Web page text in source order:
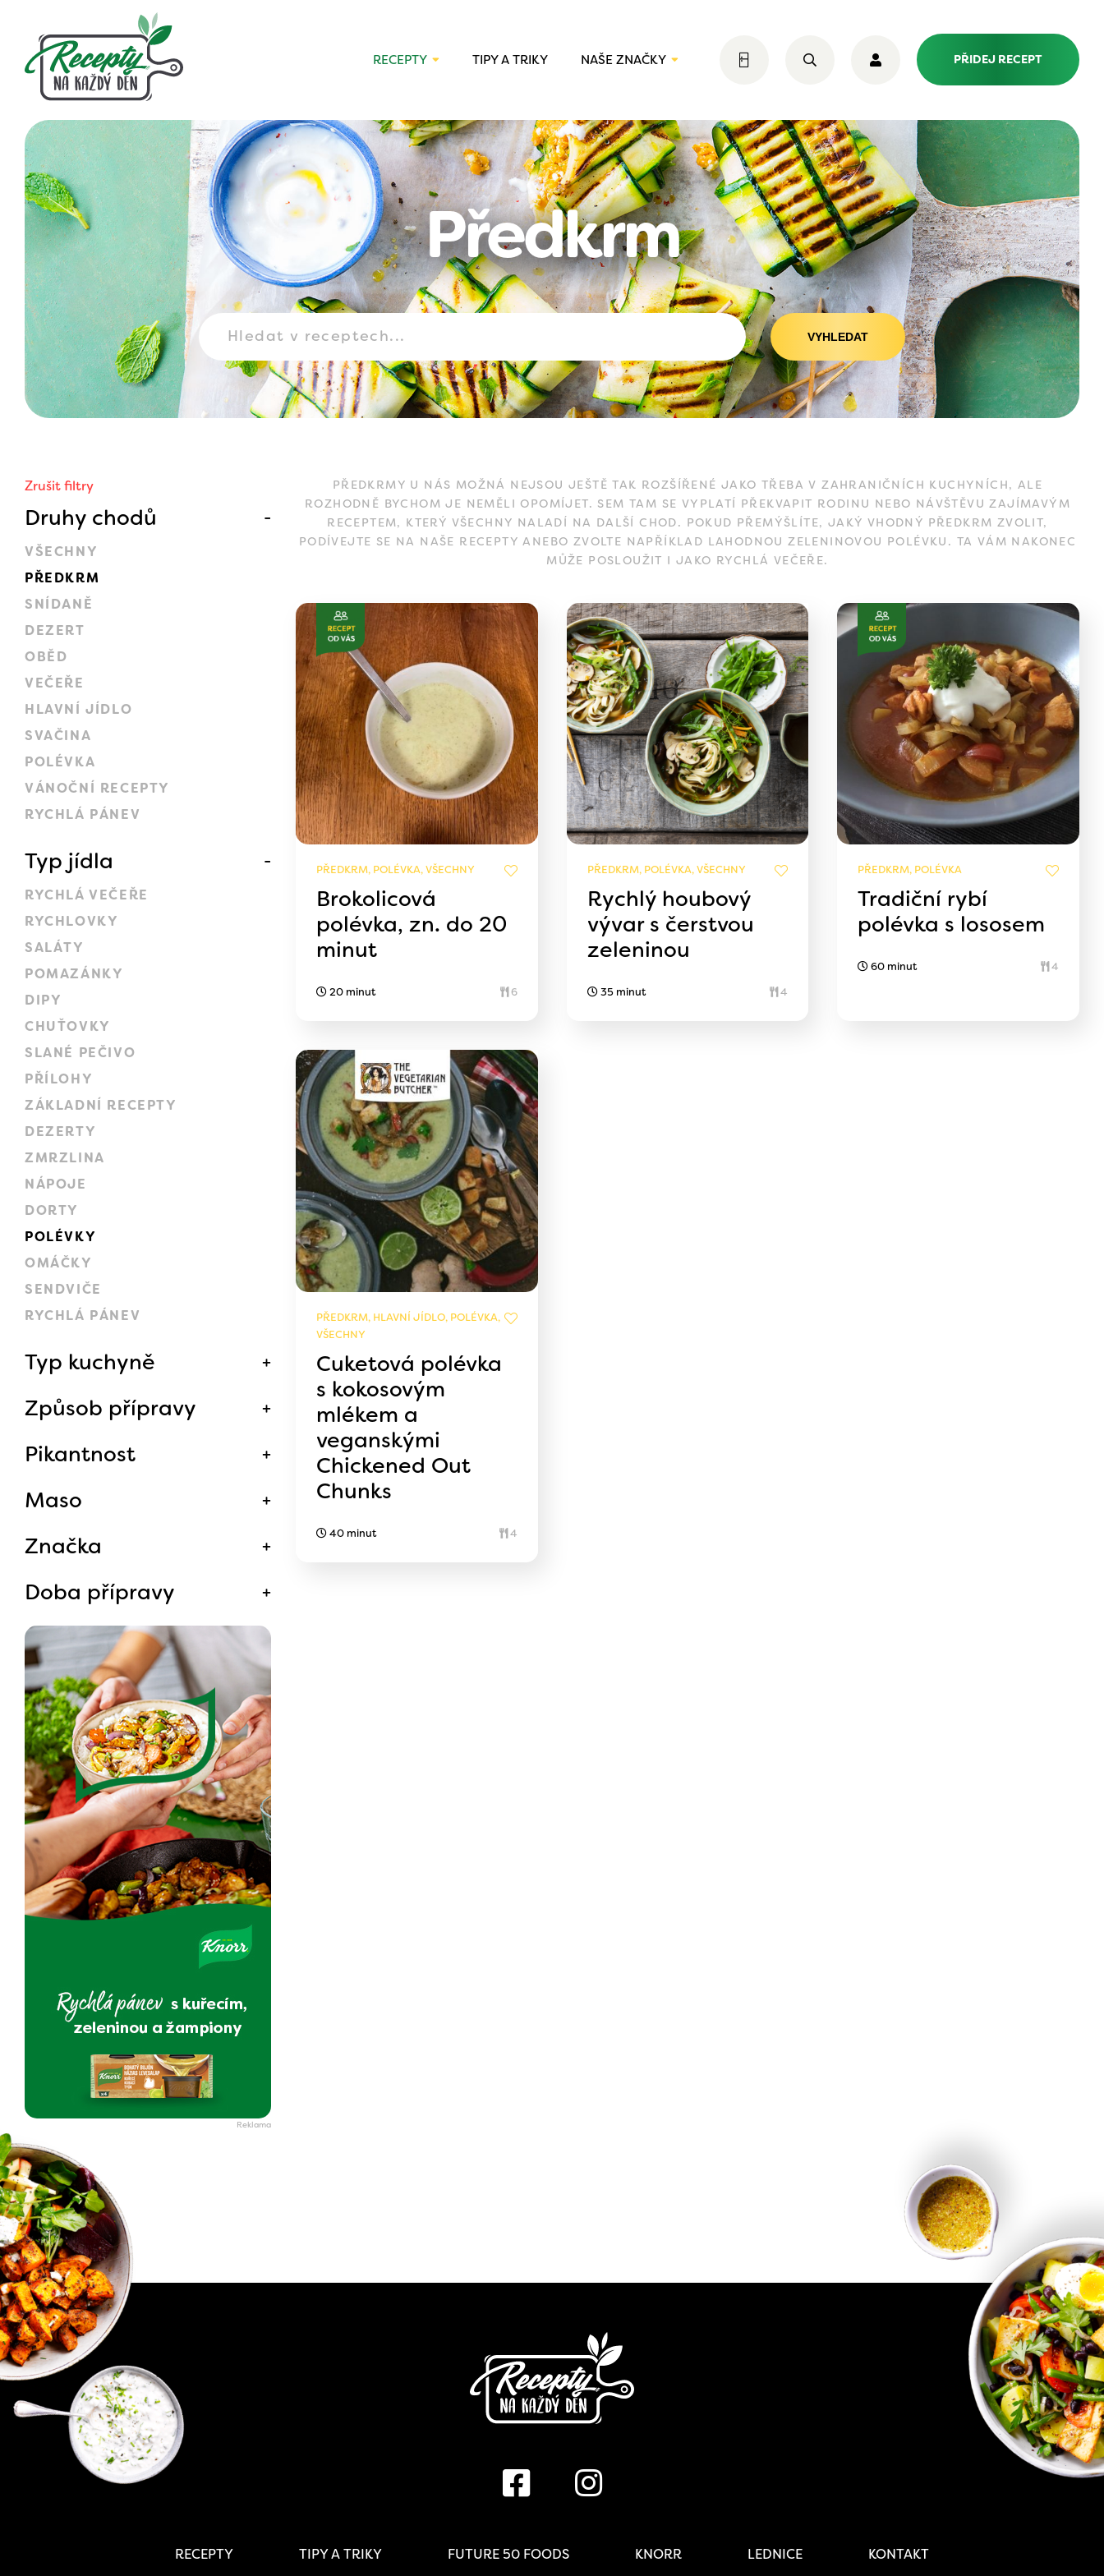
RECEPTY TIPY A TRIKY NAŠE ZNAČKY PŘIDEJ RECEPT
Předkrm
VYHLEDAT
Zrušit filtry
Druhy chodů
VŠECHNY
PŘEDKRM
SNÍDANĚ
DEZERT
OBĚD
VEČEŘE
HLAVNÍ JÍDLO
SVAČINA
POLÉVKA
VÁNOČNÍ RECEPTY
RYCHLÁ PÁNEV
Typ jídla
RYCHLÁ VEČEŘE
RYCHLOVKY
SALÁTY
POMAZÁNKY
DIPY
CHUŤOVKY
SLANÉ PEČIVO
PŘÍLOHY
ZÁKLADNÍ RECEPTY
DEZERTY
ZMRZLINA
NÁPOJE
DORTY
POLÉVKY
OMÁČKY
SENDVIČE
RYCHLÁ PÁNEV
Typ kuchyně
Způsob přípravy
Pikantnost
Maso
Značka
Doba přípravy
PŘEDKRMY U NÁS MOŽNÁ NEJSOU JEŠTĚ TAK ROZŠÍŘENÉ JAKO TŘEBA V ZAHRANIČNÍCH KUCHYNÍCH, ALE
ROZHODNĚ BYCHOM JE NEMĚLI OPOMÍJET. SEM TAM SE VYPLATÍ PŘEKVAPIT RODINU NEBO NÁVŠTĚVU ZAJÍMAVÝM
RECEPTEM, KTERÝ VŠECHNY NALADÍ NA DALŠÍ CHOD. POKUD PŘEMÝŠLÍTE, JAKÝ VHODNÝ PŘEDKRM ZVOLIT,
PODÍVEJTE SE NA NAŠE RECEPTY ANEBO ZVOLTE NAPŘÍKLAD LAHODNOU ZELENINOVOU POLÉVKU. TA VÁM NAKONEC
MŮŽE POSLOUŽIT I JAKO RYCHLÁ VEČEŘE.
PŘEDKRM, POLÉVKA, VŠECHNY
Brokolicová
polévka, zn. do 20
minut
20 minut 6
PŘEDKRM, POLÉVKA, VŠECHNY
Rychlý houbový
vývar s čerstvou
zeleninou
35 minut 4
PŘEDKRM, POLÉVKA
Tradiční rybí
polévka s lososem
60 minut 4
PŘEDKRM, HLAVNÍ JÍDLO, POLÉVKA,
VŠECHNY
Cuketová polévka
s kokosovým
mlékem a
veganskými
Chickened Out
Chunks
40 minut 4
RECEPTY TIPY A TRIKY FUTURE 50 FOODS KNORR LEDNICE KONTAKT